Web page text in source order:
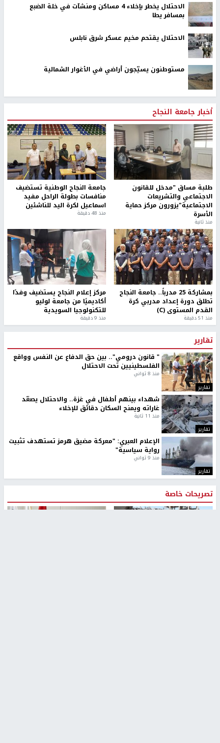
الاحتلال يخطر بإخلاء 4 مساكن ومنشآت في خلة الضبع
بمسافر يطا
الاحتلال يقتحم مخيم عسكر شرق نابلس
مستوطنون يسيّجون أراضي في الأغوار الشمالية
أخبار جامعة النجاح
طلبة مساق "مدخل للقانون
الاجتماعي والتشريعات
الاجتماعية"يزورون مركز حماية
الأسرة
منذ ثانية
جامعة النجاح الوطنية تستضيف
منافسات بطولة الراحل مفيد
اسماعيل لكرة اليد للناشئين
منذ 48 دقيقة
بمشاركة 25 مدرباً.. جامعة النجاح
تطلق دورة إعداد مدربي كرة
القدم المستوى (C)
منذ 51 دقيقة
مركز إعلام النجاح يستضيف وفدًا
أكاديميًا من جامعة لوليو
للتكنولوجيا السويدية
منذ 9 دقيقة
تقارير
تقارير
" قانون درومي".. بين حق الدفاع عن النفس وواقع
الفلسطينيين تحت الاحتلال
منذ 8 ثواني
تقارير
شهداء بينهم أطفال في غزة.. والاحتلال يصعّد
غاراته ويمنح السكان دقائق للإخلاء
منذ 11 ثانية
تقارير
الإعلام العبري: "معركة مضيق هرمز تستهدف تثبيت
رواية سياسية"
منذ 9 ثواني
تصريحات خاصة